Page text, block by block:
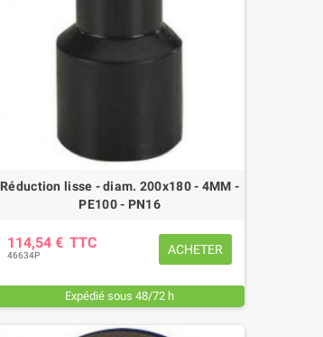
Réduction lisse - diam. 200x180 - 4MM -
PE100 - PN16
114,54 € TTC
46634P ACHETER
Expédié sous 48/72 h